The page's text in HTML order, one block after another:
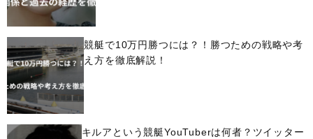
競艇で10万円勝つには？！勝つための戦略や考
え方を徹底解説！
キルアという競艇YouTuberは何者？ツイッター